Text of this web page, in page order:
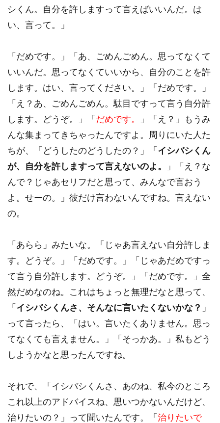
シくん。自分を許しますって言えばいいんだ。は
い、言って。」
「だめです。」「あ、ごめんごめん。思ってなくて
いいんだ。思ってなくていいから、自分のことを許
します。はい、言ってください。」「だめです。」
「え？あ、ごめんごめん。駄目ですって言う自分許
します。どうぞ。」「 だめです。
」「え？」もうみ
んな集まってきちゃったんですよ。周りにいた人た
ちが、「どうしたのどうしたの？」「 イシバシくん
が、自分を許しますって言えないのよ。
」「え？な
んで？じゃあセリフだと思って、みんなで言おう
よ。せーの。」彼だけ言わないんですね。言えない
の。
「あらら」みたいな。「じゃあ言えない自分許しま
す。どうぞ。」「だめです。」「じゃあだめですっ
て言う自分許します。どうぞ。」「だめです。」全
然だめなのね。これはちょっと無理だなと思って、
「 イシバシくんさ、そんなに言いたくないかな？ 」
って言ったら、「はい。言いたくありません。思っ
てなくても言えません。」「そっかあ。」私もどう
しようかなと思ったんですね。
それで、「イシバシくんさ、あのね、私今のところ
これ以上のアドバイスね、思いつかないんだけど、
治りたいの？」って聞いたんです。「 治りたいで